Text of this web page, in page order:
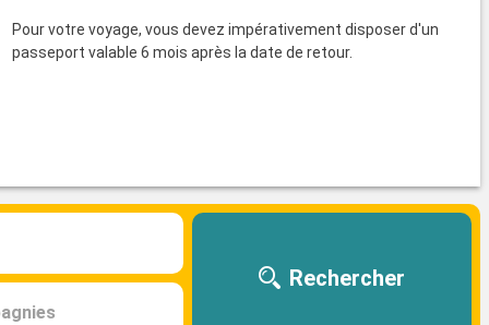
Pour votre voyage, vous devez impérativement disposer d'un
passeport valable 6 mois après la date de retour.
Rechercher